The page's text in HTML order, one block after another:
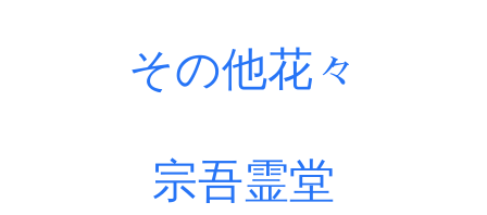
その他花々
宗吾霊堂